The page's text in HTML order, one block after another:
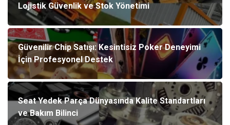
Lojistik Güvenlik ve Stok Yönetimi
Güvenilir Chip Satışı: Kesintisiz Poker Deneyimi
İçin Profesyonel Destek
Seat Yedek Parça Dünyasında Kalite Standartları
ve Bakım Bilinci